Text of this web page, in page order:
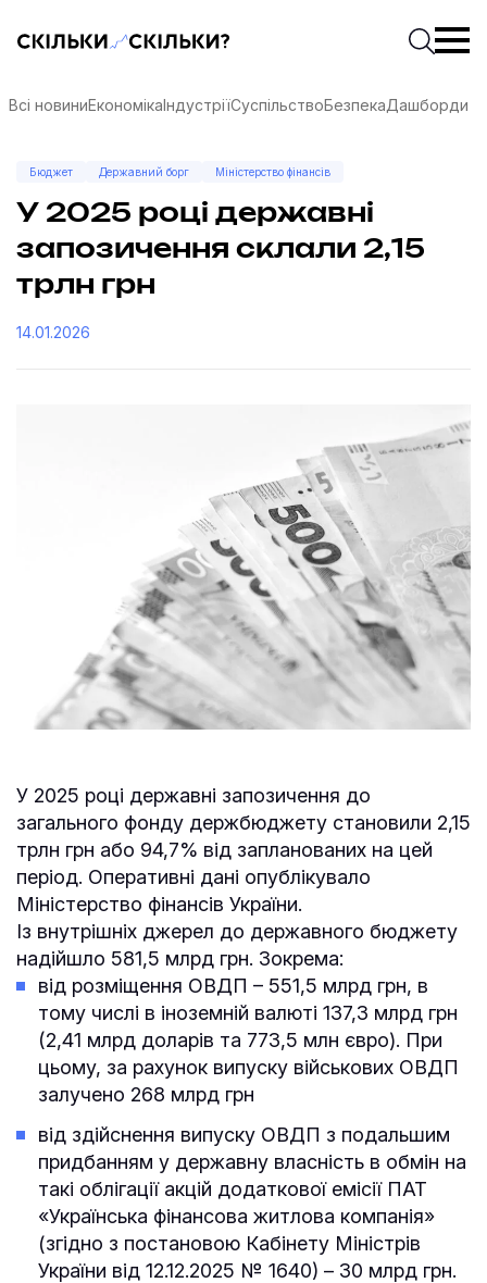
Скільки-скільки? — Медіа про суспільні даніПочати
Всі новиниЕкономікаІндустріїСуспільствоБезпекаДашборди
Бюджет Державний борг Міністерство фінансів
У 2025 році державні
запозичення склали 2,15
трлн грн
14.01.2026
У 2025 році державні запозичення до
загального фонду держбюджету становили 2,15
трлн грн або 94,7% від запланованих на цей
період. Оперативні дані опублікувало
Міністерство фінансів України.
Із внутрішніх джерел до державного бюджету
надійшло 581,5 млрд грн. Зокрема:
від розміщення ОВДП – 551,5 млрд грн, в
тому числі в іноземній валюті 137,3 млрд грн
(2,41 млрд доларів та 773,5 млн євро). При
цьому, за рахунок випуску військових ОВДП
залучено 268 млрд грн
від здійснення випуску ОВДП з подальшим
придбанням у державну власність в обмін на
такі облігації акцій додаткової емісії ПАТ
«Українська фінансова житлова компанія»
(згідно з постановою Кабінету Міністрів
України від 12.12.2025 № 1640) – 30 млрд грн.